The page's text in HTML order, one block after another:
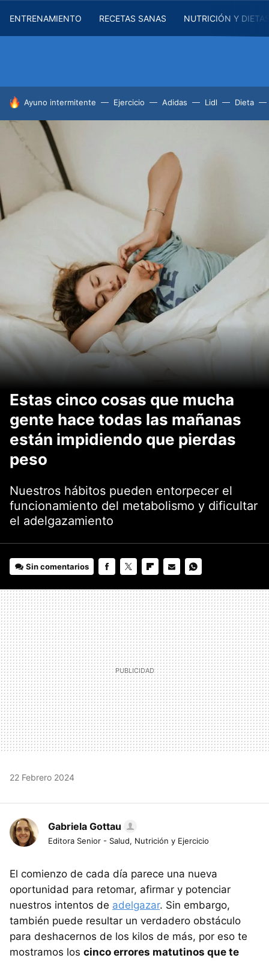
ENTRENAMIENTO RECETAS SANAS NUTRICIÓN Y
HOY SE HABLA DE
Ayuno intermitente Ejercicio Adidas Lidl Dieta
Estas cinco cosas que mucha
gente hace todas las mañanas
están impidiendo que pierdas
peso
Nuestros hábitos pueden entorpecer el
funcionamiento del metabolismo y dificultar
el adelgazamiento
Sin comentarios
MAIL
22 Febrero 2024
Gabriela Gottau
Editora Senior - Salud, Nutrición y Ejercicio
El comienzo de cada día parece una nueva
oportunidad para retomar, afirmar y potenciar
nuestros intentos de adelgazar. Sin embargo,
también puede resultar un verdadero obstáculo
para deshacernos de los kilos de más, por eso te
mostramos los cinco errores matutinos que te